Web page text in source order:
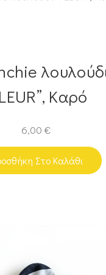
Καρό
6,00€
Στο Καλάθι